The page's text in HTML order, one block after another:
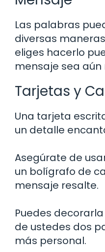
Las palabras
diversas
eliges hacerlo
mensaje sea
Tarjetas y
Una tarjeta
un detalle
Asegúrate de
un bolígrafo de
mensaje resalte.
Puedes
de ustedes dos
más personal.